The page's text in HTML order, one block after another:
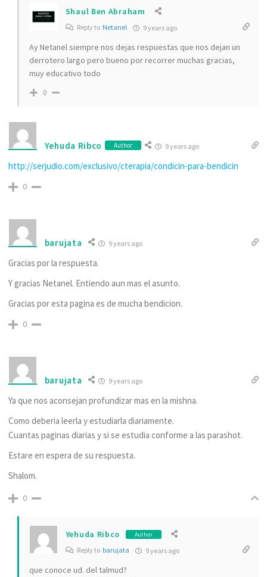
Shaul Ben Abraham
Reply to Netanel 9 years ago
Ay Netanel siempre nos dejas respuestas que nos dejan un
derrotero largo pero bueno por recorrer muchas gracias,
muy educativo todo
0
Yehuda Ribco Author 9 years ago
http://serjudio.com/exclusivo/cterapia/condicin-para-bendicin
0
barujata 9 years ago
Gracias por la respuesta.
Y gracias Netanel. Entiendo aun mas el asunto.
Gracias por esta pagina es de mucha bendicion.
0
barujata 9 years ago
Ya que nos aconsejan profundizar mas en la mishna.
Como deberia leerla y estudiarla diariamente.
Cuantas paginas diarias y si se estudia conforme a las parashot.
Estare en espera de su respuesta.
Shalom.
0
Yehuda Ribco Author
Reply to barujata 9 years ago
que conoce ud. del talmud?